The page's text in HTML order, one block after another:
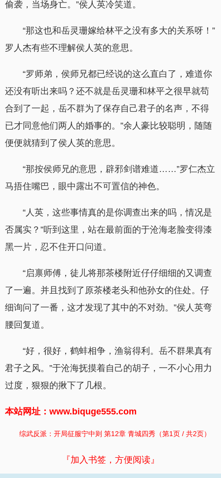
偷袭，当场身亡。”侯人英冷笑道。
“那这也和岳灵珊嫁给林平之没有多大的关系呀！”
罗人杰有些不理解侯人英的意思。
“罗师弟，侯师兄都已经说的这么直白了，难道你
还没有听出来吗？还不就是岳灵珊和林平之很早就苟
合到了一起，岳不群为了保存自己君子的名声，不得
已才同意他们两人的婚事的。”余人豪比较聪明，随随
便便就猜到了侯人英的意思。
“那按侯师兄的意思，辟邪剑谱难道……”罗仁杰立
马捂住嘴巴，眼中露出不可置信的神色。
“人英，这些事情真的是你调查出来的吗，情况是
否属实？”听到这里，站在最前面的于沧海老脸变得漆
黑一片，忍不住开口问道。
“启禀师傅，徒儿将那茶楼附近仔仔细细的又调查
了一遍。并且找到了原茶楼老头和他孙女的住处。仔
细询问了一番，这才发现了其中的不对劲。”侯人英弯
腰回复道。
“好，很好，鹤蚌相争，渔翁得利。岳不群果真有
君子之风。”于沧海抚摸着自己的胡子，一不小心用力
过度，狠狠的揪下了几根。
本站网址：www.biquge555.com
综武反派：开局征服宁中则 第12章 青城四秀（第1页 / 共2页）
『加入书签，方便阅读』